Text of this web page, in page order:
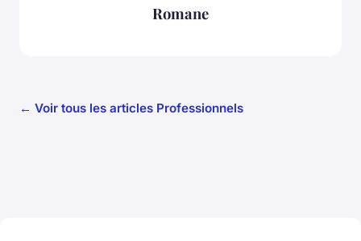
Romane
← Voir tous les articles Professionnels